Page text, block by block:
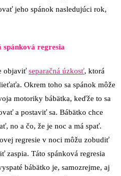
jeho spánok nasledujúci rok,
spánková regresia
objaviť separačná úzkosť, ktorá
Okrem toho sa spánok môže
motoriky bábätka, keďže to sa
a postaviť sa. Bábätko chce
no a čo, že je noc a má spať.
regresie v noci môžu zobudiť
zaspia. Táto spánková regresia
bábätko je, samozrejme, aj